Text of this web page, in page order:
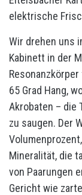
elektrische
Wir drehen uns
Kabinett in der
65 Grad Hang,
Akrobaten – die
zu saugen. Der
Mineralität, die
von Paarungen
Gericht wie